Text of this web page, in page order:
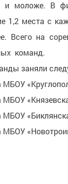
и моложе. В
1,2 места с
Всего на
команд.
заняли
МБОУ
МБОУ
МБОУ
МБОУ